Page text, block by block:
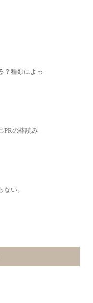
？種類によっ
PRの棒読み
ない。